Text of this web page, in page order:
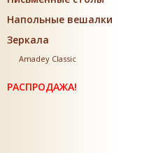
Напольные вешалки
Зеркала
Amadey Classic
РАСПРОДАЖА!